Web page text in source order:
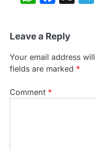
Leave a Reply
Your email address
fields are marked *
Comment *